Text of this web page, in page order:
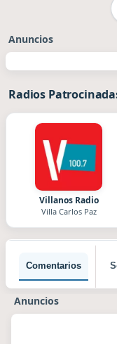
Anuncios
Radios
Villanos Radio
Villa Carlos Paz
Comentarios
Anuncios